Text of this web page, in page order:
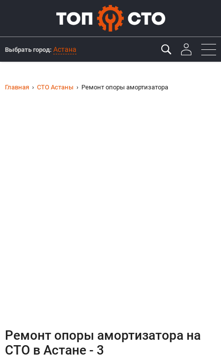
Выбрать город: Астана
Главная СТО Астаны Ремонт опоры амортизатора
Ремонт опоры амортизатора на
СТО в Астане - 3